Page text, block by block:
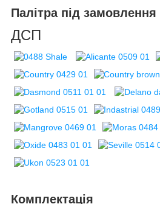
Палітра під замовлення
ДСП
Комплектація